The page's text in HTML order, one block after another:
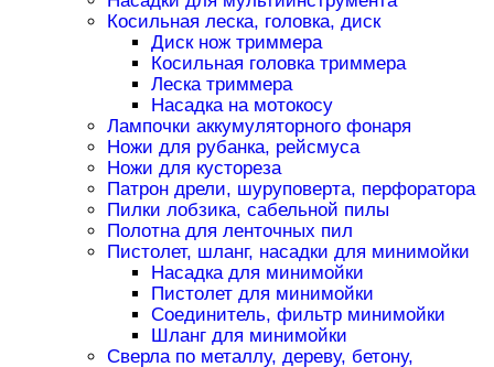
Косильная леска, головка, диск
Диск нож триммера
Косильная головка триммера
Леска триммера
Насадка на мотокосу
Лампочки аккумуляторного фонаря
Ножи для рубанка, рейсмуса
Ножи для кустореза
Патрон дрели, шуруповерта, перфоратора
Пилки лобзика, сабельной пилы
Полотна для ленточных пил
Пистолет, шланг, насадки для минимойки
Насадка для минимойки
Пистолет для минимойки
Соединитель, фильтр минимойки
Шланг для минимойки
Сверла по металлу, дереву, бетону,